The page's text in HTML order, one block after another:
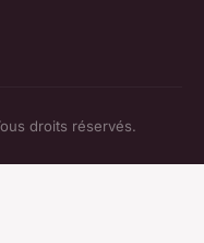
droits réservés.